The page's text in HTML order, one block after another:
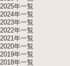
2025年一覧
2024年一覧
2023年一覧
2022年一覧
2021年一覧
2020年一覧
2019年一覧
2018年一覧